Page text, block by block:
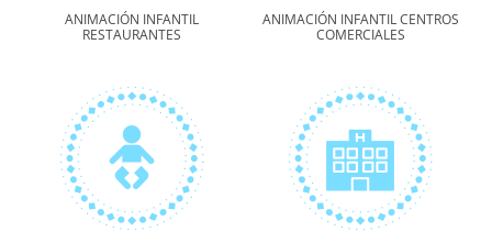
ANIMACIÓN INFANTIL
RESTAURANTES
ANIMACIÓN INFANTIL CENTROS
COMERCIALES